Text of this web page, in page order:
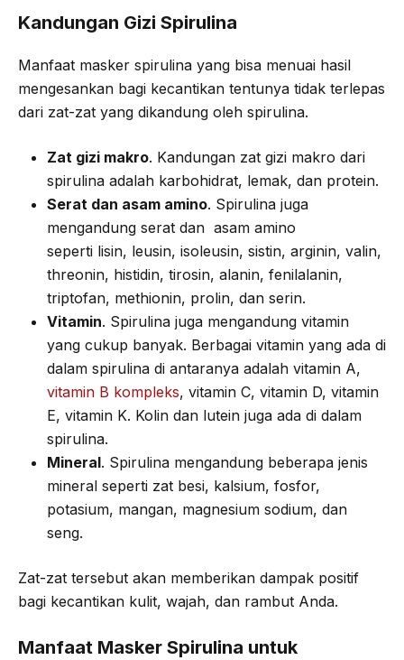
Kandungan Gizi Spirulina
Manfaat masker spirulina yang bisa menuai hasil
mengesankan bagi kecantikan tentunya tidak terlepas
dari zat-zat yang dikandung oleh spirulina.
Zat gizi makro. Kandungan zat gizi makro dari
spirulina adalah karbohidrat, lemak, dan protein.
Serat dan asam amino. Spirulina juga
mengandung serat dan asam amino
seperti lisin, leusin, isoleusin, sistin, arginin, valin,
threonin, histidin, tirosin, alanin, fenilalanin,
triptofan, methionin, prolin, dan serin.
Vitamin. Spirulina juga mengandung vitamin
yang cukup banyak. Berbagai vitamin yang ada di
dalam spirulina di antaranya adalah vitamin A,
vitamin B kompleks, vitamin C, vitamin D, vitamin
E, vitamin K. Kolin dan lutein juga ada di dalam
spirulina.
Mineral. Spirulina mengandung beberapa jenis
mineral seperti zat besi, kalsium, fosfor,
potasium, mangan, magnesium sodium, dan
seng.
Zat-zat tersebut akan memberikan dampak positif
bagi kecantikan kulit, wajah, dan rambut Anda.
Manfaat Masker Spirulina untuk